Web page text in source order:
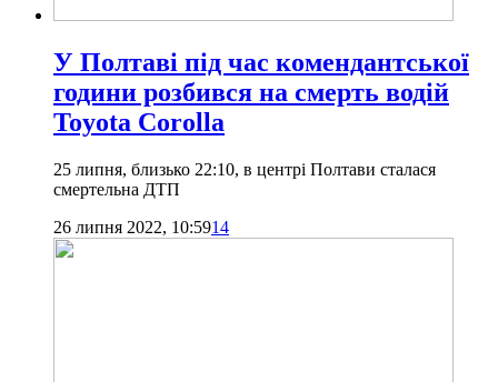
У Полтаві під час комендантської
години розбився на смерть водій
Toyota Corolla
25 липня, близько 22:10, в центрі Полтави сталася
смертельна ДТП
26 липня 2022, 10:5914